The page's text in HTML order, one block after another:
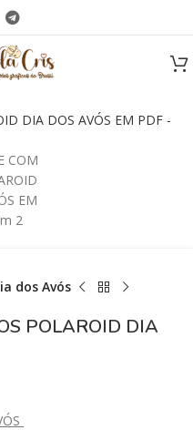
dos Avós
POLAROID DIA